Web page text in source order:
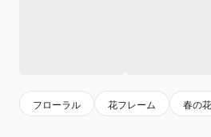
フローラル 花フレーム 春の花